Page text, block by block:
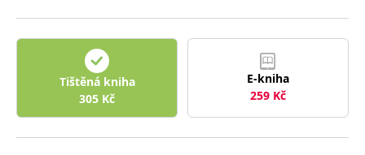
Chcete vystupovat sebejistě, i když nemáte tušení, o
čem je řeč?
Chcete, aby druzí uvěřili vaší pravdě?
Zásada číslo 1: Poznej soupeře.
Zásada číslo 2: Neber ohledy.
Zásada číslo 3: Manipuluj dříve, než zmanipulují tebe!
Tištěná kniha
305 Kč
E-kniha
259 Kč